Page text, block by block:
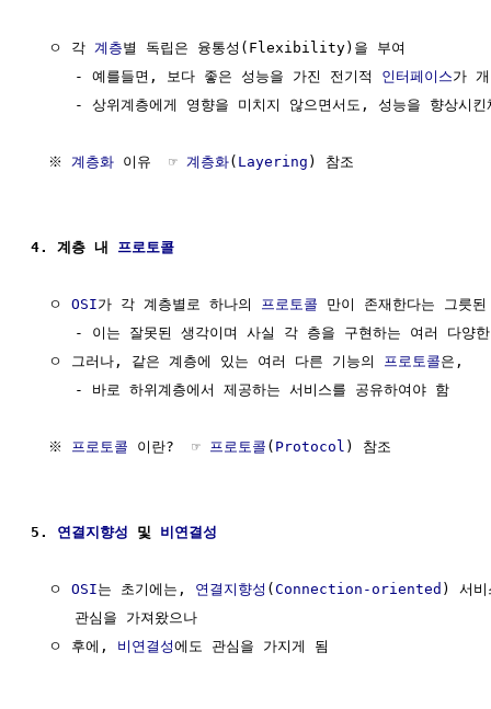
  ㅇ 각
계층별 독립은 융통성(Flexibility)을 부여
     - 예를들면, 보다 좋은 성능을 가진 전기적
인터페이스가
- 상위계층에게 영향을 미치지 않으면서도, 성능을 향상시킨
  ※
계층화 이유  ☞ 계층화( Layering ) 참조
4. 계층 내 프로토콜
  ㅇ
OSI가 각 계층별로 하나의 프로토콜 만이 존재한다는 그릇
- 이는 잘못된 생각이며 사실 각 층을 구현하는 여러 다양
  ㅇ 그러나, 같은 계층에 있는 여러 다른 기능의
프로토콜은,
     - 바로 하위계층에서 제공하는 서비스를 공유하여야 함
  ※
프로토콜 이란?  ☞ 프로토콜 ( Protocol ) 참조
5. 연결지향성 및 비연결성
  ㅇ
OSI는 초기에는, 연결지향성 (Connection-oriented ) 서
     관심을 가져왔으나
  ㅇ 후에,
비연결성에도 관심을 가지게 됨